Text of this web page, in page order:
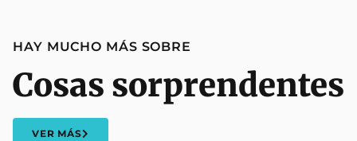
HAY MUCHO MÁS SOBRE
Cosas sorprendentes
VER MÁS